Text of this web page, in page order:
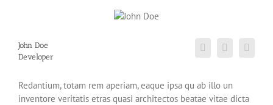
John Doe
Developer
Redantium, totam rem aperiam, eaque ipsa qu ab illo un
inventore veritatis etras quasi architectos beatae vitae dicta